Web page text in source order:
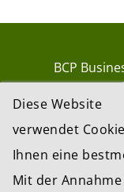
BCP
© 2026 by
Diese Website
verwendet
Ihnen eine
Mit der